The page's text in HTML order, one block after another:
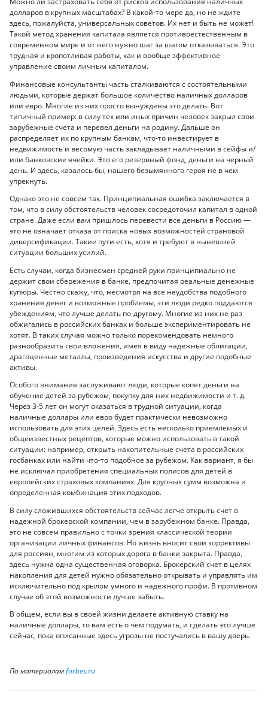
долларов в крупных масштабах? В какой-то мере да, но не ждите
здесь, пожалуйста, универсальных советов. Их нет и быть не может!
Такой метод хранения капитала является противоестественным в
современном мире и от него нужно шаг за шагом отказываться. Это
трудная и кропотливая работы, как и вообще эффективное
управление своим личным капиталом.
Финансовые консультанты часть сталкиваются с состоятельными
людьми, которые держат большое количество наличных долларов
или евро. Многие из них просто вынуждены это делать. Вот
типичный пример: в силу тех или иных причин человек закрыл свои
зарубежные счета и перевел деньги на родину. Дальше он
распределяет их по крупным банкам, что-то инвестирует в
недвижимость и весомую часть закладывает наличными в сейфы и/
или банковские ячейки. Это его резервный фонд, деньги на черный
день. И здесь, казалось бы, нашего безымянного героя не в чем
упрекнуть.
Однако это не совсем так. Принципиальная ошибка заключается в
том, что в силу обстоятельств человек сосредоточил капитал в одной
стране. Даже если вам пришлось перевести все деньги в Россию —
это не означает отказа от поиска новых возможностей страновой
диверсификации. Такие пути есть, хотя и требуют в нынешней
ситуации больших усилий.
Есть случаи, когда бизнесмен средней руки принципиально не
держит свои сбережения в банке, предпочитая реальные денежные
купюры. Честно скажу, что, несмотря на все неудобства подобного
хранения денег и возможные проблемы, эти люди редко поддаются
убеждениям, что лучше делать по-другому. Многие из них не раз
обжигались в российских банках и больше экспериментировать не
хотят. В таких случая можно только порекомендовать немного
разнообразить свои вложения, имея в виду надежные облигации,
драгоценные металлы, произведения искусства и другие подобные
активы.
Особого внимания заслуживают люди, которые копят деньги на
обучение детей за рубежом, покупку для них недвижимости и т. д.
Через 3-5 лет он могут оказаться в трудной ситуации, когда
наличные доллары или евро будет практически невозможно
использовать для этих целей. Здесь есть несколько приемлемых и
общеизвестных рецептов, которые можно использовать в такой
ситуации: например, открыть накопительные счета в российских
госбанках или найти что-то подобное за рубежом. Как вариант, я бы
не исключал приобретения специальных полисов для детей в
европейских страховых компаниях. Для крупных сумм возможна и
определенная комбинация этих подходов.
В силу сложившихся обстоятельств сейчас легче открыть счет в
надежной брокерской компании, чем в зарубежном банке. Правда,
это не совсем правильно с точки зрения классической теории
организации личных финансов. Но жизнь вносит свои коррективы
для россиян, многим из которых дорога в банки закрыта. Правда,
здесь нужна одна существенная оговорка. Брокерский счет в целях
накопления для детей нужно обязательно открывать и управлять им
исключительно под крылом умного и надежного профи. В противном
случае об этой возможности лучше забыть.
В общем, если вы в своей жизни делаете активную ставку на
наличные доллары, то вам есть о чем подумать, и сделать это лучше
сейчас, пока описанные здесь угрозы не постучались в вашу дверь.
По материаламforbes.ru